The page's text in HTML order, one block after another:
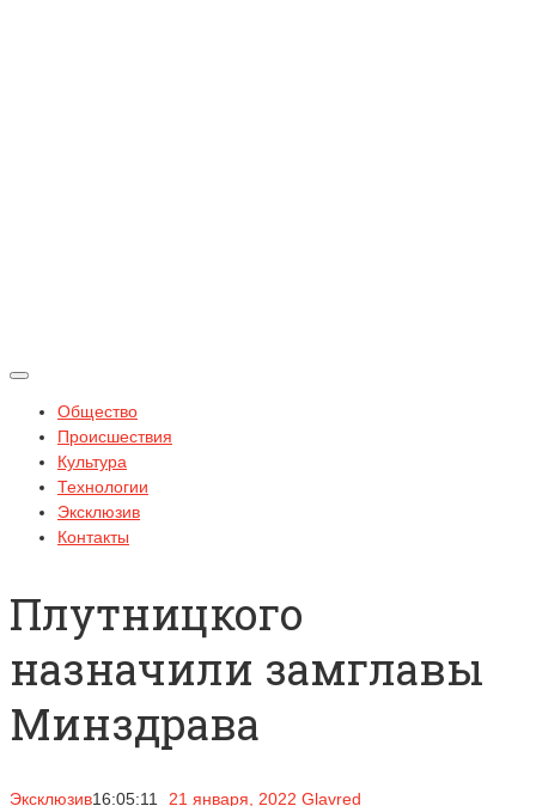
Общество
Происшествия
Культура
Технологии
Эксклюзив
Контакты
Плутницкого
назначили замглавы
Минздрава
Эксклюзив16:05:11 21 января, 2022 Glavred